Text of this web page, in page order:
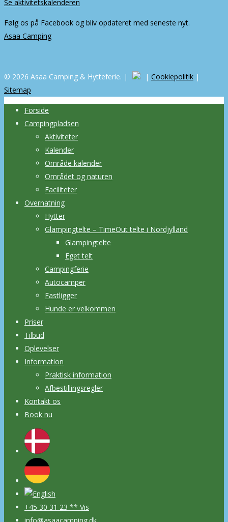
Se aktivitetskalenderen
Følg os på Facebook og bliv opdateret med seneste nyt.
Asaa Camping
© 2026 Asaa Camping & Hytteferie. | | Cookiepolitik |
Sitemap
Forside
Campingpladsen
Aktiviteter
Kalender
Område kalender
Området og naturen
Faciliteter
Overnatning
Hytter
Glampingtelte – TimeOut telte i Nordjylland
Glampingtelte
Eget telt
Campingferie
Autocamper
Fastligger
Hunde er velkommen
Priser
Tilbud
Oplevelser
Information
Praktisk information
Afbestillingsregler
Kontakt os
Book nu
+45 30 31 23 ** Vis